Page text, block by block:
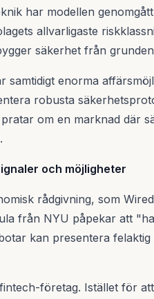
har modellen
allvarligaste
säkerhet från
samtidigt enorma
robusta
om en marknad där
och möjligheter
rådgivning, som
från NYU påpekar att
kan presentera
företag. Istället för